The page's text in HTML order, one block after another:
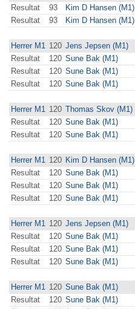
Resultat
93 Kim D Hansen (M1)
Resultat
93 Kim D Hansen (M1)
Herrer M1 120 Jens Jepsen (M1)
Resultat
120 Sune Bak (M1)
Resultat
120 Sune Bak (M1)
Resultat
120 Sune Bak (M1)
Herrer M1 120 Thomas Skov (M1)
Resultat
120 Sune Bak (M1)
Resultat
120 Sune Bak (M1)
Herrer M1 120 Kim D Hansen (M1)
Resultat
120 Sune Bak (M1)
Resultat
120 Sune Bak (M1)
Resultat
120 Sune Bak (M1)
Herrer M1 120 Jens Jepsen (M1)
Resultat
120 Sune Bak (M1)
Resultat
120 Sune Bak (M1)
Resultat
120 Sune Bak (M1)
Herrer M1 120 Sune Bak (M1)
Resultat
120 Sune Bak (M1)